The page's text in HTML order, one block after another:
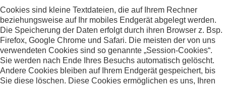
Cookies sind kleine Textdateien, die auf Ihrem Rechner
beziehungsweise auf Ihr mobiles Endgerät abgelegt werden.
Die Speicherung der Daten erfolgt durch ihren Browser z. Bsp.
Firefox, Google Chrome und Safari. Die meisten der von uns
verwendeten Cookies sind so genannte „Session-Cookies“.
Sie werden nach Ende Ihres Besuchs automatisch gelöscht.
Andere Cookies bleiben auf Ihrem Endgerät gespeichert, bis
Sie diese löschen. Diese Cookies ermöglichen es uns, Ihren